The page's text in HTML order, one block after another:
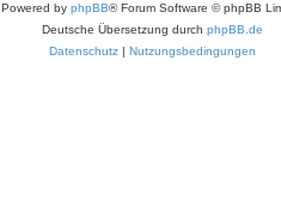
Powered by phpBB® Forum Software © phpBB
Deutsche Übersetzung durch phpBB.de
Datenschutz | Nutzungsbedingungen